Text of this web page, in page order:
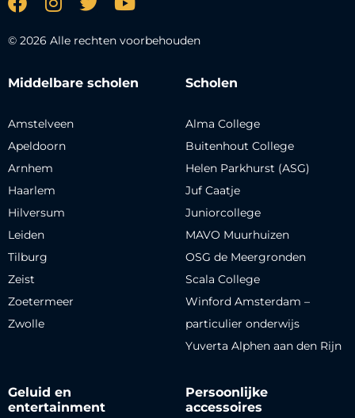
© 2026 Alle rechten voorbehouden
Middelbare scholen
Amstelveen
Apeldoorn
Arnhem
Haarlem
Hilversum
Leiden
Tilburg
Zeist
Zoetermeer
Zwolle
Scholen
Alma College
Buitenhout College
Helen Parkhurst (ASG)
Juf Caatje
Juniorcollege
MAVO Muurhuizen
OSG de Meergronden
Scala College
Winford Amsterdam –
particulier onderwijs
Yuverta Alphen aan den Rijn
Geluid en
entertainment
Persoonlijke
accessoires